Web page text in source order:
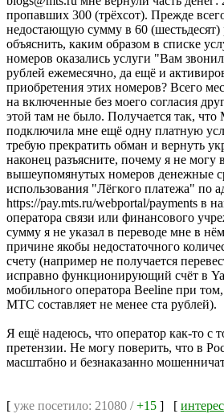
пропавших 300 (трёхсот). Прежде
недостающую сумму в 60
объяснить, каким образом в списке
номеров оказались услуги "Вам
рублей ежемесячно, да ещё и
приобретения этих номеров? Всего
на включенные без моего согласия
этой там не было. Получается так,
подключила мне ещё одну платную
требую прекратить обман и вернуть
наконец разъясните, почему я не могу
вышеупомянутых номеров денежные
использования "Лёгкого платежа" по
https://pay.mts.ru/webportal/payments в
оператора связи или финансового
сумму я не указал в переводе мне в
причине якобы недостаточного
счету (например не получается
исправно функционирующий счёт в
мобильного оператора Beeline при том,
МТС составляет не менее ста рублей).
Я ещё надеюсь, что оператор как-то с
претензии. Не могу поверить, что в
масштабно и безнаказанно
[ уже посетило: 21080 /+15 ] [